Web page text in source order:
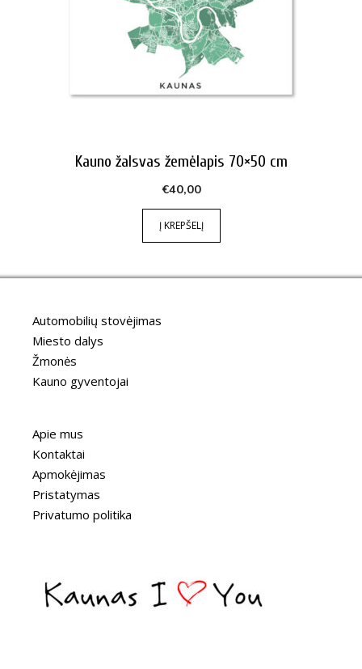
Kauno žalsvas žemėlapis 70×50 cm
€40,00
Į KREPŠELĮ
Automobilių stovėjimas
Miesto dalys
Žmonės
Kauno gyventojai
Apie mus
Kontaktai
Apmokėjimas
Pristatymas
Privatumo politika